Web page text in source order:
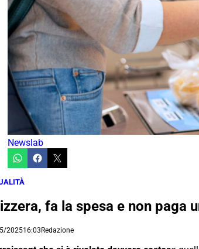
Newslab
fa la spesa e non paga
202516:03Redazione